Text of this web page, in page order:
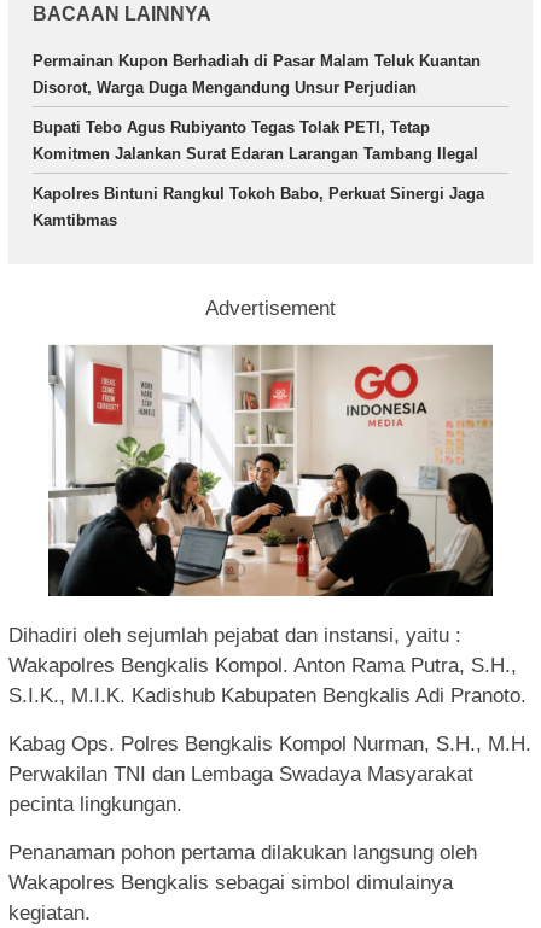
BACAAN LAINNYA
Permainan Kupon Berhadiah di Pasar Malam Teluk Kuantan
Disorot, Warga Duga Mengandung Unsur Perjudian
Bupati Tebo Agus Rubiyanto Tegas Tolak PETI, Tetap
Komitmen Jalankan Surat Edaran Larangan Tambang Ilegal
Kapolres Bintuni Rangkul Tokoh Babo, Perkuat Sinergi Jaga
Kamtibmas
Advertisement
Dihadiri oleh sejumlah pejabat dan instansi, yaitu :
Wakapolres Bengkalis Kompol. Anton Rama Putra, S.H.,
S.I.K., M.I.K. Kadishub Kabupaten Bengkalis Adi Pranoto.
Kabag Ops. Polres Bengkalis Kompol Nurman, S.H., M.H.
Perwakilan TNI dan Lembaga Swadaya Masyarakat
pecinta lingkungan.
Penanaman pohon pertama dilakukan langsung oleh
Wakapolres Bengkalis sebagai simbol dimulainya
kegiatan.